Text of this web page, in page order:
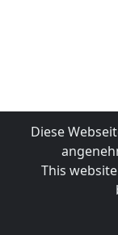
Diese
This